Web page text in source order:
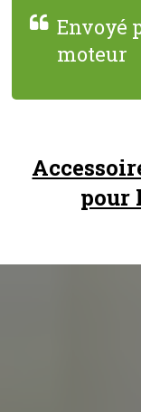
Envoyé
moteur
pour